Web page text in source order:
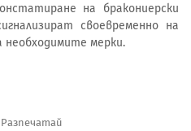
на бракониерски
своевременно на
необходимите мерки.
Разпечатай